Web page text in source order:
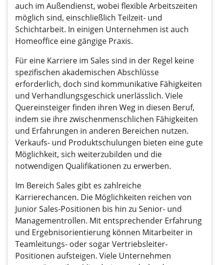
auch im Außendienst, wobei flexible Arbeitszeiten
möglich sind, einschließlich Teilzeit- und
Schichtarbeit. In einigen Unternehmen ist auch
Homeoffice eine gängige Praxis.
Für eine Karriere im Sales sind in der Regel keine
spezifischen akademischen Abschlüsse
erforderlich, doch sind kommunikative Fähigkeiten
und Verhandlungsgeschick unerlässlich. Viele
Quereinsteiger finden ihren Weg in diesen Beruf,
indem sie ihre zwischenmenschlichen Fähigkeiten
und Erfahrungen in anderen Bereichen nutzen.
Verkaufs- und Produktschulungen bieten eine gute
Möglichkeit, sich weiterzubilden und die
notwendigen Qualifikationen zu erwerben.
Im Bereich Sales gibt es zahlreiche
Karrierechancen. Die Möglichkeiten reichen von
Junior Sales-Positionen bis hin zu Senior- und
Managementrollen. Mit entsprechender Erfahrung
und Ergebnisorientierung können Mitarbeiter in
Teamleitungs- oder sogar Vertriebsleiter-
Positionen aufsteigen. Viele Unternehmen